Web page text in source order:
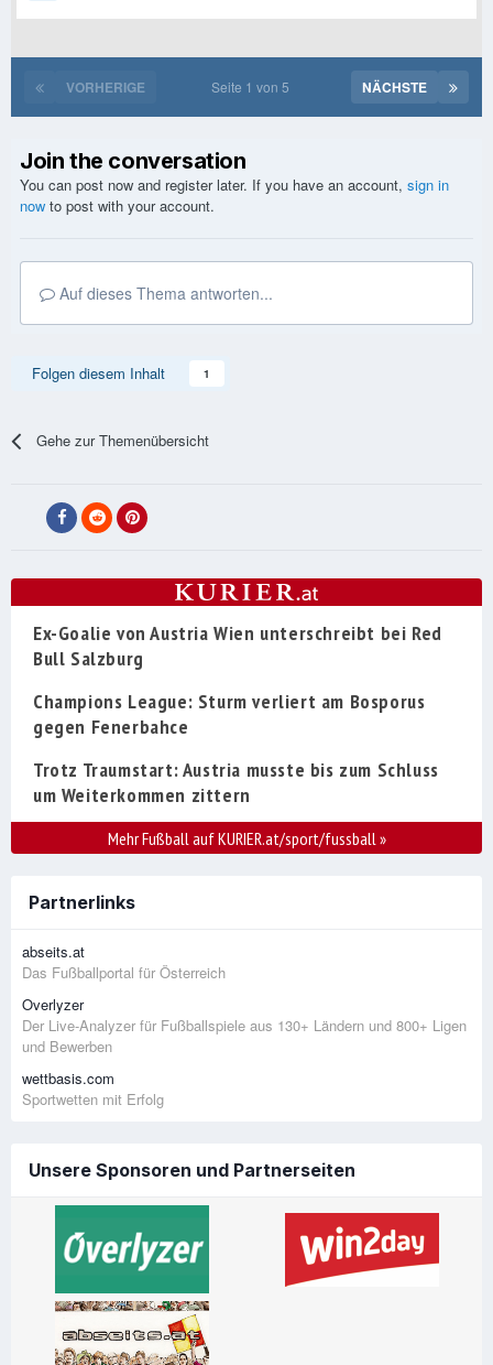
VORHERIGE NÄCHSTE
Seite 1 von 5
Join the conversation
You can post now and register later. If you have an account, sign in
now to post with your account.
Auf dieses Thema antworten...
Folgen diesem Inhalt 1
Gehe zur Themenübersicht
Ex-Goalie von Austria Wien unterschreibt bei Red
Bull Salzburg
Champions League: Sturm verliert am Bosporus
gegen Fenerbahce
Trotz Traumstart: Austria musste bis zum Schluss
um Weiterkommen zittern
Mehr Fußball auf KURIER.at/sport/fussball»
Partnerlinks
abseits.at
Das Fußballportal für Österreich
Overlyzer
Der Live-Analyzer für Fußballspiele aus 130+ Ländern und 800+ Ligen
und Bewerben
wettbasis.com
Sportwetten mit Erfolg
Unsere Sponsoren und Partnerseiten